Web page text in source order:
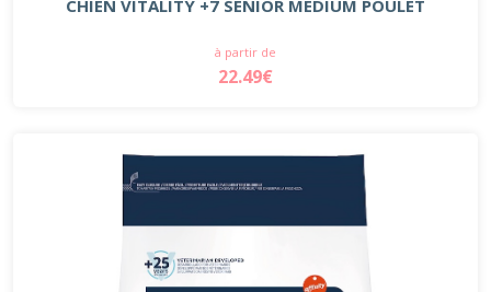
CHIEN VITALITY +7 SENIOR MEDIUM POULET
à partir de
22.49€